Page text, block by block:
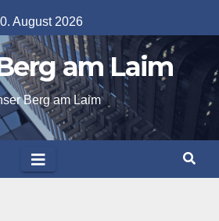
August 2026
am Laim
Berg am Laim